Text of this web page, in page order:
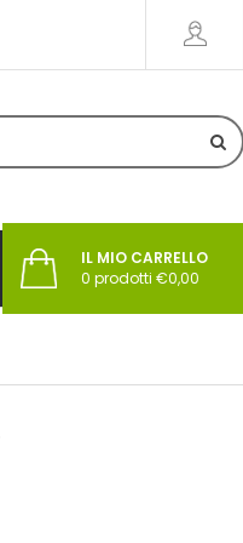
IL MIO CARRELLO
0 prodotti €0,00